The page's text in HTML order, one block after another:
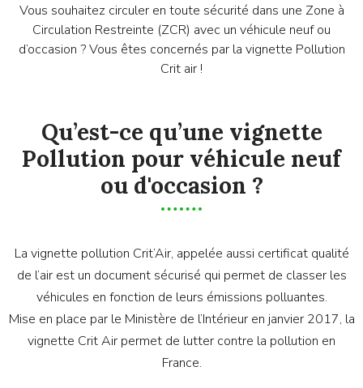
Vous souhaitez circuler en toute sécurité dans une Zone à
Circulation Restreinte (ZCR) avec un véhicule neuf ou
d’occasion ? Vous êtes concernés par la vignette Pollution
Crit air !
Qu’est-ce qu’une vignette
Pollution pour véhicule neuf
ou d'occasion ?
La vignette pollution Crit’Air, appelée aussi certificat qualité
de l’air est un document sécurisé qui permet de classer les
véhicules en fonction de leurs émissions polluantes.
Mise en place par le Ministère de l’Intérieur en janvier 2017, la
vignette Crit Air permet de lutter contre la pollution en
France.